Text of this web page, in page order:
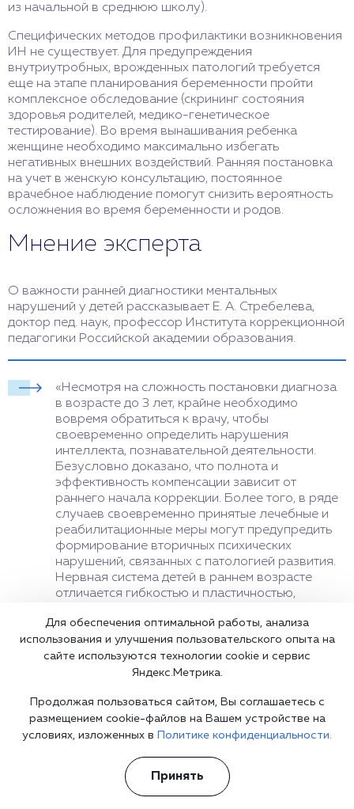
из начальной в среднюю школу).
Специфических методов профилактики возникновения
ИН не существует. Для предупреждения
внутриутробных, врожденных патологий требуется
еще на этапе планирования беременности пройти
комплексное обследование (скрининг состояния
здоровья родителей, медико-генетическое
тестирование). Во время вынашивания ребенка
женщине необходимо максимально избегать
негативных внешних воздействий. Ранняя постановка
на учет в женскую консультацию, постоянное
врачебное наблюдение помогут снизить вероятность
осложнения во время беременности и родов.
Мнение эксперта
О важности ранней диагностики ментальных
нарушений у детей рассказывает Е. А. Стребелева,
доктор пед. наук, профессор Института коррекционной
педагогики Российской академии образования.
«Несмотря на сложность постановки диагноза
в возрасте до 3 лет, крайне необходимо
вовремя обратиться к врачу, чтобы
своевременно определить нарушения
интеллекта, познавательной деятельности.
Безусловно доказано, что полнота и
эффективность компенсации зависит от
раннего начала коррекции. Более того, в ряде
случаев своевременно принятые лечебные и
реабилитационные меры могут предупредить
формирование вторичных психических
нарушений, связанных с патологией развития.
Нервная система детей в раннем возрасте
отличается гибкостью и пластичностью,
воздействия. Исходя из этих особенностей
детской психологии, необходимо проводить
систематический мониторинг темпа
ментального развития детей. Постоянный
аномалии онтогенеза и начать
компенсирующее лечение как можно раньше».
Для обеспечения оптимальной работы, анализа
использования и улучшения пользовательского опыта на
сайте используются технологии cookie и сервис
Яндекс.Метрика.
Продолжая пользоваться сайтом, Вы соглашаетесь с
размещением cookie-файлов на Вашем устройстве на
условиях, изложенных в
Политике конфиденциальности.
Принять